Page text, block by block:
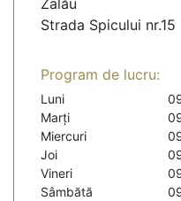
Zalău
Strada Spicului nr.15
Program de lucru:
Luni
Marți
Miercuri
Joi
Vineri
Sâmbătă